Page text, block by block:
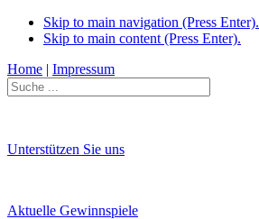
Skip to main navigation (Press Enter).
Skip to main content (Press Enter).
Home | Impressum
Unterstützen Sie uns
Aktuelle Gewinnspiele